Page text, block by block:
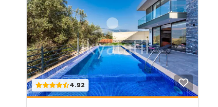
4.92